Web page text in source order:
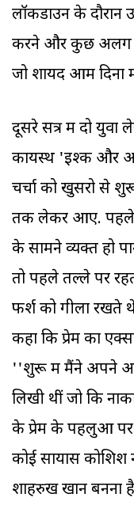
लॉकडाउन के
करने और कुछ अलग
जो शायद आम दिनों
दूसरे सत्र में दो युवा
कायस्थ 'इश्क और
चर्चा को खुसरो से
तक लेकर आए. पहले
के सामने व्यक्त हो
तो पहले तल्ले पर
फर्श को गीला
कहा कि प्रेम का
''शुरू में मैंने अपने
लिखी थीं जो कि
के प्रेम के पहलुओं
कोई सायास कोशिश
शाहरुख खान बनना